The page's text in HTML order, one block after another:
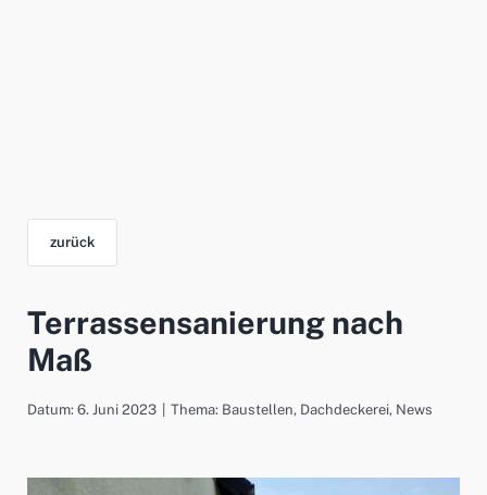
zurück
Terrassensanierung nach
Maß
Datum: 6. Juni 2023 Thema: Baustellen, Dachdeckerei, News